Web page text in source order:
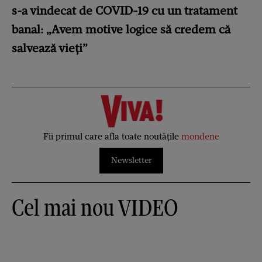
s-a vindecat de COVID-19 cu un tratament
banal: „Avem motive logice să credem că
salvează vieți”
Fii primul care afla toate noutățile mondene
Newsletter
Cel mai nou VIDEO